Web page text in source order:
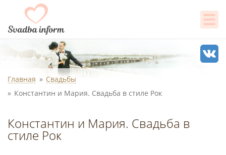
Главная
Свадьбы
Константин и Мария. Свадьба в стиле Рок
Константин и Мария. Свадьба в
стиле Рок